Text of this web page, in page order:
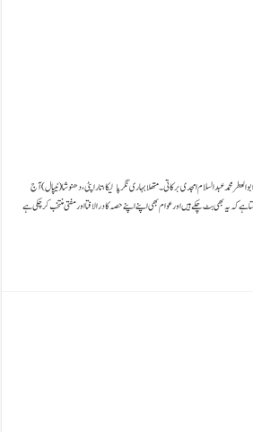
محمد عبدالسلام امجدی برکاتی ۔ متھلابہاری نگرپالیکا،تاراپٹی،دھنوشا(نیپال) آج
ہے کہ یہ بھی بٹ چکے ہیں اور عوام بھی اپنے اپنے حصہ کا درالافتا اور مفتی منتخب کرچکی ہے